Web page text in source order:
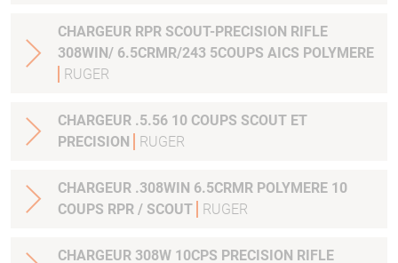
CHARGEUR RPR SCOUT-PRECISION RIFLE
308WIN/ 6.5CRMR/243 5COUPS AICS POLYMERE
RUGER
CHARGEUR .5.56 10 COUPS SCOUT ET
PRECISION
RUGER
CHARGEUR .308WIN 6.5CRMR POLYMERE 10
COUPS RPR / SCOUT
RUGER
CHARGEUR 308W 10CPS PRECISION RIFLE